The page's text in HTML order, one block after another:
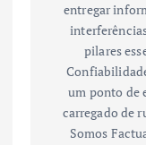
entregar
pilares
um ponto de
carregado de
Somos